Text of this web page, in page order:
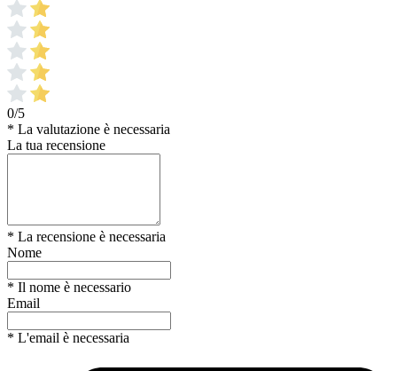
0/5
* La valutazione è necessaria
La tua recensione
* La recensione è necessaria
Nome
* Il nome è necessario
Email
* L'email è necessaria